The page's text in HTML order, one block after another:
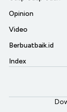
Opinion
Video
Berbuatbaik.id
Index